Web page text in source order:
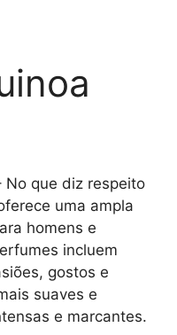
No que diz respeito
uma ampla
homens e
incluem
gostos e
suaves e
e marcantes.